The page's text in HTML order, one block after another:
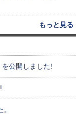
もっと見る
公開しました!